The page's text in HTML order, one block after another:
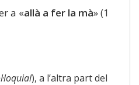
a «allà a fer la mà» (1
), a l’altra part del